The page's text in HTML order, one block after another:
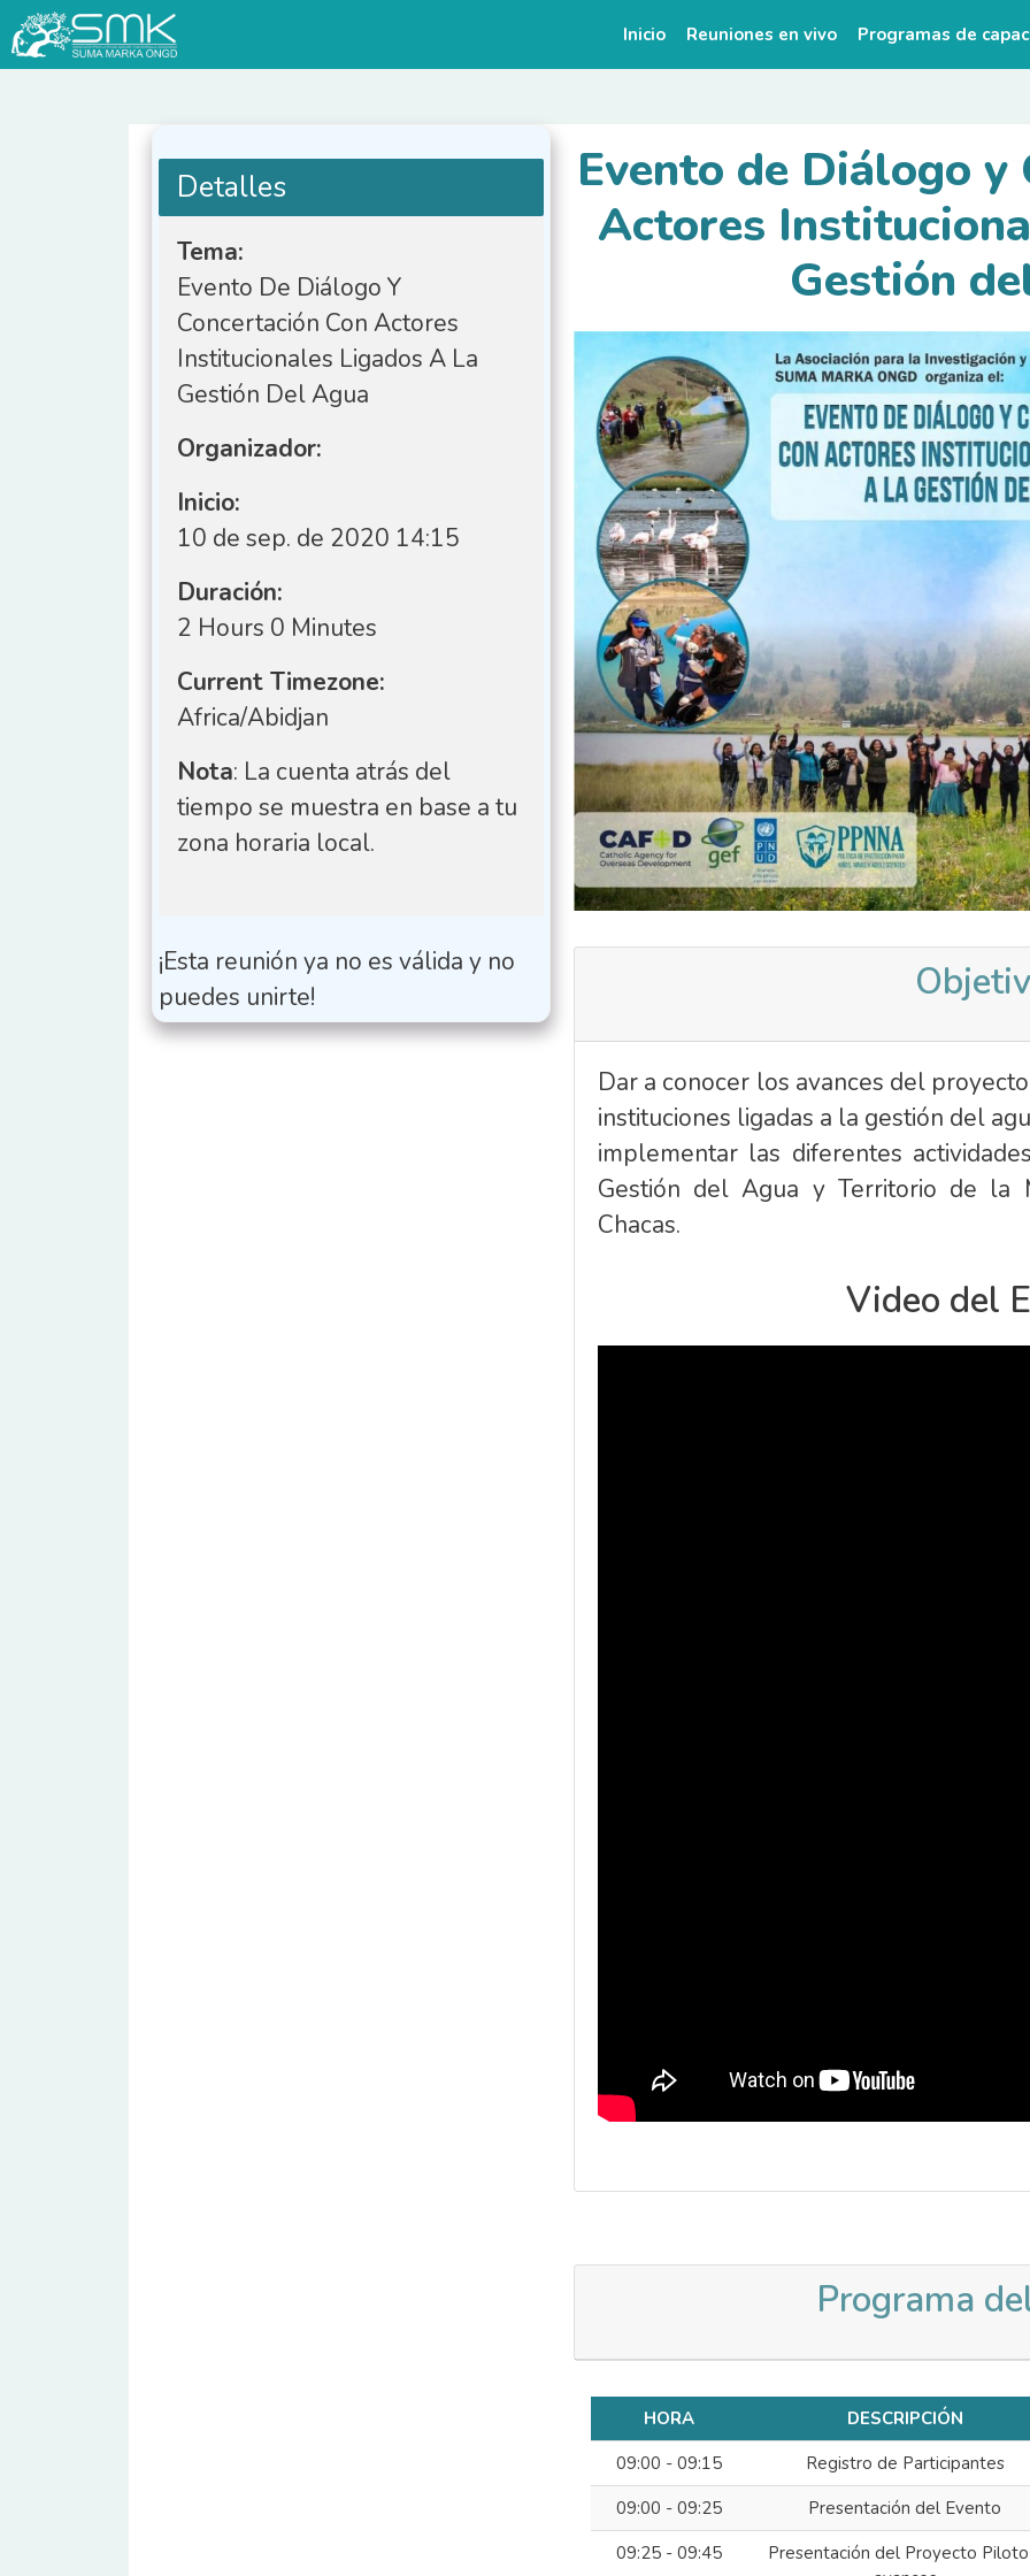
Saltar
al
Inicio Reuniones en vivo Programas de
Evento de Diálogo y
Actores
Gestión
Dar a conocer los avances del
instituciones ligadas a la gestión del
implementar las diferentes
Gestión del Agua y Territorio de la
Chacas.
Video del
Programa
HORA
DESCRIPCIÓN
09:00 - 09:15
Registro de Participantes
09:00 - 09:25
Presentación del Evento
09:25 - 09:45
Presentación del Proyecto
Detalles
Tema:
Evento De Diálogo Y
Concertación Con Actores
Institucionales Ligados A La
Gestión Del Agua
Organizador:
Inicio:
10 de sep. de 2020 14:15
Duración:
2 Hours 0 Minutes
Current Timezone:
Africa/Abidjan
Nota: La cuenta atrás del
tiempo se muestra en base a tu
zona horaria local.
¡Esta reunión ya no es válida y no
puedes unirte!